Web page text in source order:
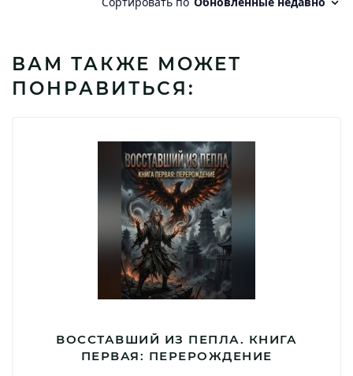
ВАМ ТАКЖЕ МОЖЕТ
ПОНРАВИТЬСЯ:
ВОССТАВШИЙ ИЗ ПЕПЛА. КНИГА
ПЕРВАЯ: ПЕРЕРОЖДЕНИЕ